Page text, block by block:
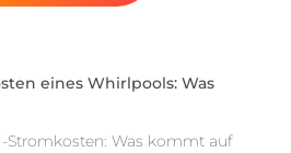
eines Whirlpools: Was
Was kommt auf